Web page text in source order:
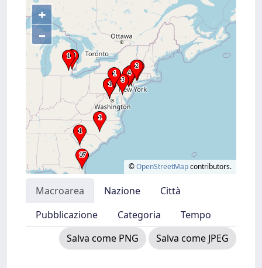
+
–
©OpenStreetMapcontributors.
Macroarea Nazione
Città
Pubblicazione
Categoria
Tempo
Salva come PNG
Salva come JPEG